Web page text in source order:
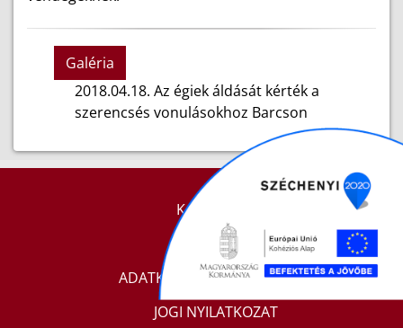
Galéria
2018.04.18. Az égiek áldását kérték a
szerencsés vonulásokhoz Barcson
KAPCSOLAT
IMPRESSZUM
ADATKEZELÉSI TÁJÉKOZTATÓ
JOGI NYILATKOZAT